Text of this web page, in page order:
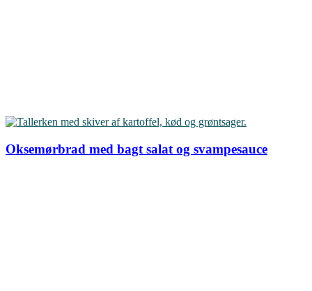
Oksemørbrad med bagt salat og svampesauce